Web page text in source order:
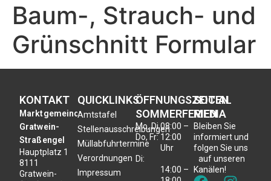
Baum-, Strauch- und
Grünschnitt Formular
KONTAKT
Marktgemeinde
Gratwein-
Straßengel
Hauptplatz 1
8111
Gratwein-
QUICKLINKS
Amtstafel
Stellenausschreibungen
Müllabfuhrtermine
Verordnungen
Impressum
ÖFFNUNGSZEITEN
SOMMERFERIEN
Mo, Di,
Do, Fr:
Di:
08:00 –
12:00
Uhr
14:00 –
SOCIAL
MEDIA
Bleiben Sie
informiert und
folgen Sie uns
auf unseren
Kanälen!